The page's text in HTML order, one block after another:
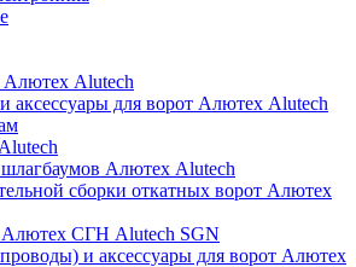
Алютех Alutech
аксессуары для ворот Алютех Alutech
Алютех Alutech
сборки откатных ворот Алютех
СГН Alutech SGN
и аксессуары для ворот Алютех